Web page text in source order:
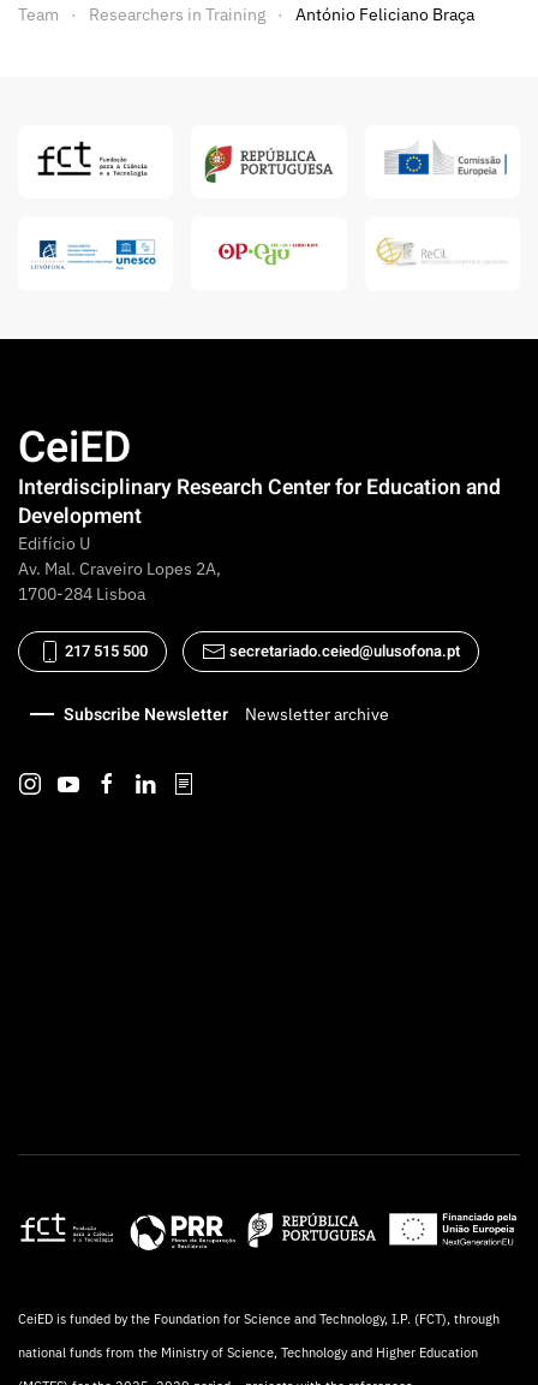
Team Researchers in Training António Feliciano Braça
CeiED
Interdisciplinary Research Center for Education and
Development
Edifício U
Av. Mal. Craveiro Lopes 2A,
1700-284 Lisboa
217 515 500 secretariado.ceied@ulusofona.pt
Subscribe Newsletter Newsletter archive
CeiED is funded by the Foundation for Science and Technology, I.P. (FCT), through
national funds from the Ministry of Science, Technology and Higher Education